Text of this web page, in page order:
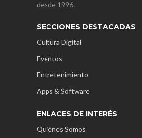
desde 1996.
SECCIONES DESTACADAS
Cultura Digital
Eventos
Entretenimiento
Apps & Software
ENLACES DE INTERÉS
Quiénes Somos